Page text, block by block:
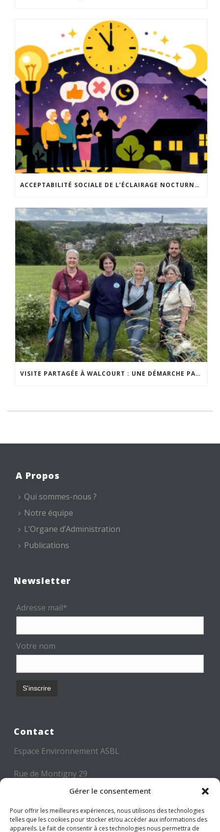
Gérer le consentement
Pour offrir les meilleures expériences, nous utilisons des technologies
telles que les cookies pour stocker et/ou accéder aux informations des
appareils. Le fait de consentir à ces technologies nous permettra de
ACCEPTABILITÉ SOCIALE DE L’ÉCLAIRAGE NOCTURNE : LE REPLAY EST DISPONIBLE
VISITE PARTAGÉE À WALCOURT : UNE DÉMARCHE PARTICIPATIVE ANIMÉE PAR ESPACE ENVIRONNEMENT
A Propos
Qui sommes-nous ?
Notre équipe
L’Organe d’Administration
Publications
Newsletter
Adresse mail*
Votre nom
Contact
Espace Environnement ASBL
Rue de Montigny 29
6000 CHARLEROI
Tél: +32 71 300 300
Mail: info@espace-environnement.be